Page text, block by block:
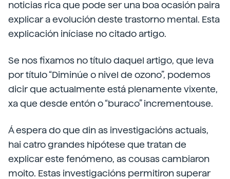
noticias rica que pode ser una boa ocasión paira
explicar a evolución deste trastorno mental. Esta
explicación iníciase no citado artigo.
Se nos fixamos no título daquel artigo, que leva
por título “Diminúe o nivel de ozono”, podemos
dicir que actualmente está plenamente vixente,
xa que desde entón o “buraco” incrementouse.
Á espera do que din as investigacións actuais,
hai catro grandes hipótese que tratan de
explicar este fenómeno, as cousas cambiaron
moito. Estas investigacións permitiron superar